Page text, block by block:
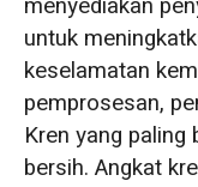
untuk
keselamatan
pemprosesan,
Kren yang paling
bersih. Angkat